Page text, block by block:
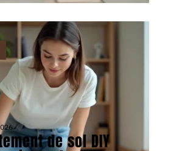
de sol DIY